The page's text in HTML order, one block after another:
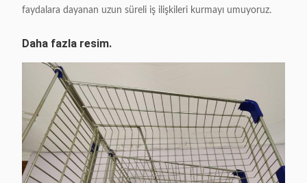
faydalara dayanan uzun süreli iş ilişkileri kurmayı umuyoruz.
Daha fazla resim.